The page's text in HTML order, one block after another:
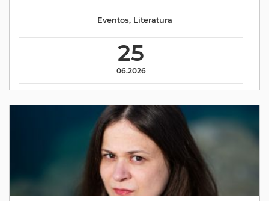
25
06.2026
Eventos, Literatura